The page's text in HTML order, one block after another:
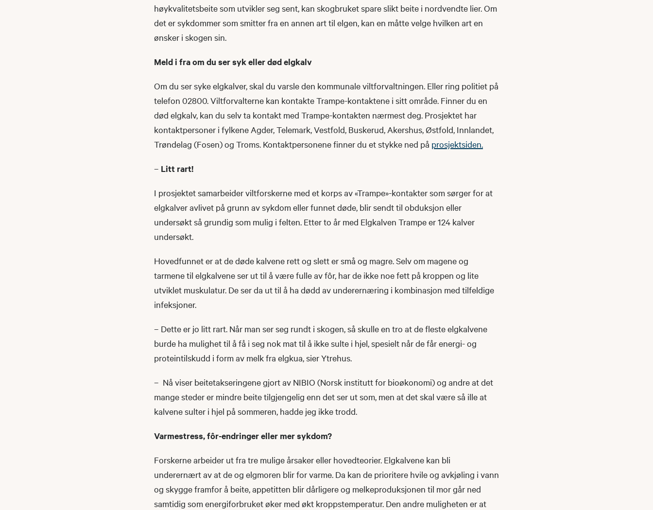
høykvalitetsbeite som utvikler seg sent, kan skogbruket spare slikt beite i nordvendte lier. Om
det er sykdommer som smitter fra en annen art til elgen, kan en måtte velge hvilken art en
ønsker i skogen sin.
Meld i fra om du ser syk eller død elgkalv
Om du ser syke elgkalver, skal du varsle den kommunale viltforvaltningen. Eller ring politiet på
telefon 02800. Viltforvalterne kan kontakte Trampe-kontaktene i sitt område. Finner du en
død elgkalv, kan du selv ta kontakt med Trampe-kontakten nærmest deg. Prosjektet har
kontaktpersoner i fylkene Agder, Telemark, Vestfold, Buskerud, Akershus, Østfold, Innlandet,
Trøndelag (Fosen) og Troms. Kontaktpersonene finner du et stykke ned på prosjektsiden.
– Litt rart!
I prosjektet samarbeider viltforskerne med et korps av «Trampe»-kontakter som sørger for at
elgkalver avlivet på grunn av sykdom eller funnet døde, blir sendt til obduksjon eller
undersøkt så grundig som mulig i felten. Etter to år med Elgkalven Trampe er 124 kalver
undersøkt.
Hovedfunnet er at de døde kalvene rett og slett er små og magre. Selv om magene og
tarmene til elgkalvene ser ut til å være fulle av fôr, har de ikke noe fett på kroppen og lite
utviklet muskulatur. De ser da ut til å ha dødd av underernæring i kombinasjon med tilfeldige
infeksjoner.
– Dette er jo litt rart. Når man ser seg rundt i skogen, så skulle en tro at de fleste elgkalvene
burde ha mulighet til å få i seg nok mat til å ikke sulte i hjel, spesielt når de får energi- og
proteintilskudd i form av melk fra elgkua, sier Ytrehus.
– Nå viser beitetakseringene gjort av NIBIO (Norsk institutt for bioøkonomi) og andre at det
mange steder er mindre beite tilgjengelig enn det ser ut som, men at det skal være så ille at
kalvene sulter i hjel på sommeren, hadde jeg ikke trodd.
Varmestress, fôr-endringer eller mer sykdom?
Forskerne arbeider ut fra tre mulige årsaker eller hovedteorier. Elgkalvene kan bli
underernært av at de og elgmoren blir for varme. Da kan de prioritere hvile og avkjøling i vann
og skygge framfor å beite, appetitten blir dårligere og melkeproduksjonen til mor går ned
samtidig som energiforbruket øker med økt kroppstemperatur. Den andre muligheten er at